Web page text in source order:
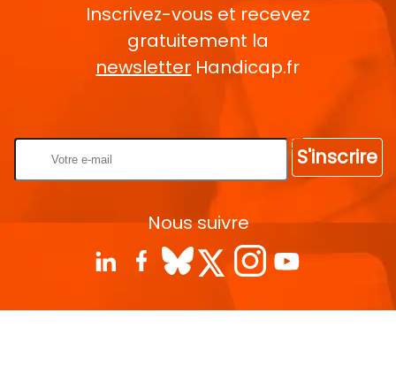
Inscrivez-vous et recevez
gratuitement la
newsletter Handicap.fr
S'inscrire
Nous suivre